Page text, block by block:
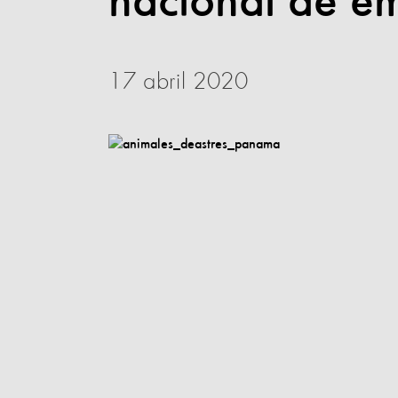
17 abril 2020